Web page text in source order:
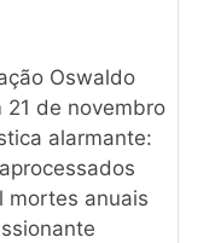
Oswaldo
21 de novembro
alarmante:
mortes anuais